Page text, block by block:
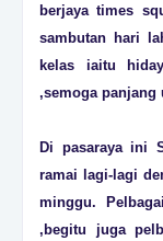
berjaya times
sambutan hari
kelas iaitu
,semoga panjang
Di pasaraya ini
ramai lagi-lagi
minggu.
,begitu juga